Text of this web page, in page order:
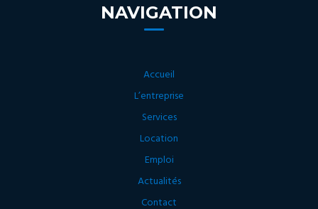
NAVIGATION
Accueil
L’entreprise
Services
Location
Emploi
Actualités
Contact